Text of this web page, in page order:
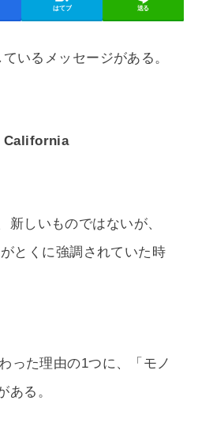
はてブ 送る
いるメッセージがある。
California
新しいものではないが、
とくに強調されていた時
った理由の1つに、「モノ
ある。